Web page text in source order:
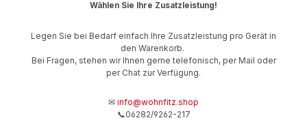
Wählen Sie Ihre Zusatzleistung!
Legen Sie bei Bedarf einfach Ihre Zusatzleistung pro Gerät in
den Warenkorb.
Bei Fragen, stehen wir Ihnen gerne telefonisch, per Mail oder
per Chat zur Verfügung.
✉ info@wohnfitz.shop
📞06282/9262-217